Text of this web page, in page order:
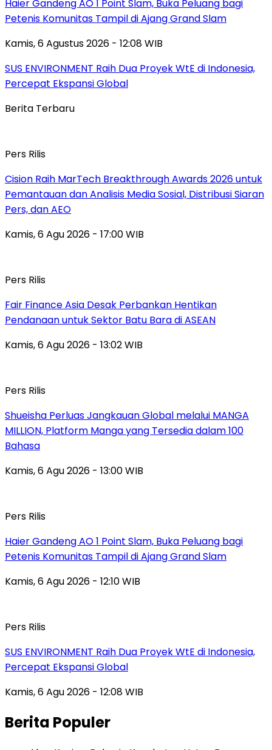
Haier Gandeng AO 1 Point Slam, Buka Peluang bagi
Petenis Komunitas Tampil di Ajang Grand Slam
Kamis, 6 Agustus 2026 - 12:08 WIB
SUS ENVIRONMENT Raih Dua Proyek WtE di Indonesia,
Percepat Ekspansi Global
Berita Terbaru
Pers Rilis
Cision Raih MarTech Breakthrough Awards 2026 untuk
Pemantauan dan Analisis Media Sosial, Distribusi Siaran
Pers, dan AEO
Kamis, 6 Agu 2026 - 17:00 WIB
Pers Rilis
Fair Finance Asia Desak Perbankan Hentikan
Pendanaan untuk Sektor Batu Bara di ASEAN
Kamis, 6 Agu 2026 - 13:02 WIB
Pers Rilis
Shueisha Perluas Jangkauan Global melalui MANGA
MILLION, Platform Manga yang Tersedia dalam 100
Bahasa
Kamis, 6 Agu 2026 - 13:00 WIB
Pers Rilis
Haier Gandeng AO 1 Point Slam, Buka Peluang bagi
Petenis Komunitas Tampil di Ajang Grand Slam
Kamis, 6 Agu 2026 - 12:10 WIB
Pers Rilis
SUS ENVIRONMENT Raih Dua Proyek WtE di Indonesia,
Percepat Ekspansi Global
Kamis, 6 Agu 2026 - 12:08 WIB
Berita Populer